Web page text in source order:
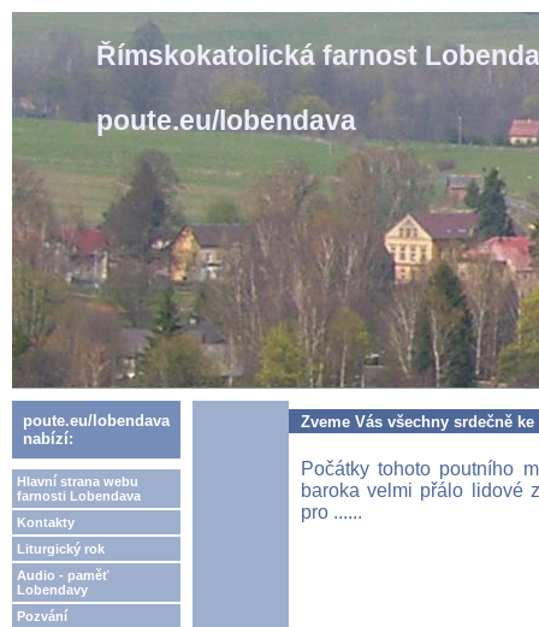
Římskokatolická farnost
poute.eu/lobendava
poute.eu/lobendava
nabízí:
Hlavní strana webu
farnosti Lobendava
Kontakty
Liturgický rok
Audio - paměť
Lobendavy
Pozvání
Zveme Vás všechny srdečně
Počátky tohoto poutního
baroka velmi přálo lidové
pro ......